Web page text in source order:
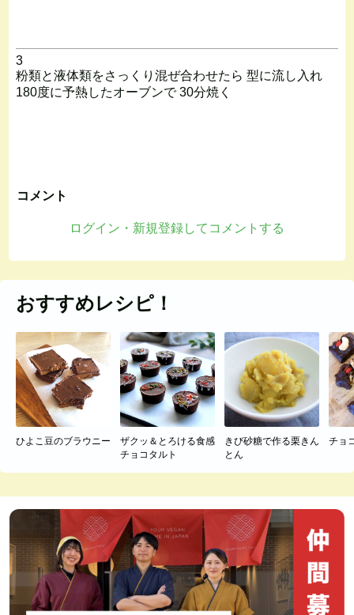
3
粉類と液体類をさっくり混ぜ合わせたら 型に流し入れ
180度に予熱したオーブンで 30分焼く
コメント
ログイン・新規登録してコメントする
おすすめレシピ！
ひよこ豆のブラウニー
ザクッ＆とろける食感
チョコタルト
きび砂糖で作る栗きん
とん
チョ